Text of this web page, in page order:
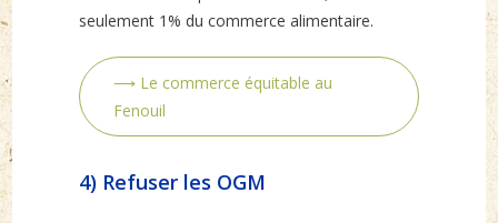
seulement 1% du commerce alimentaire.
⟶ Le commerce équitable au
Fenouil
4) Refuser les OGM